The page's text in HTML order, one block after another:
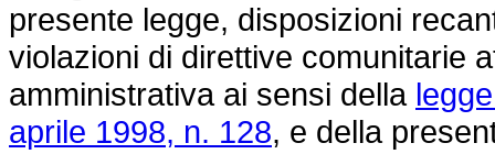
presente legge, disposizioni
violazioni di direttive comunitarie
amministrativa ai sensi della
aprile 1998, n. 128, e della